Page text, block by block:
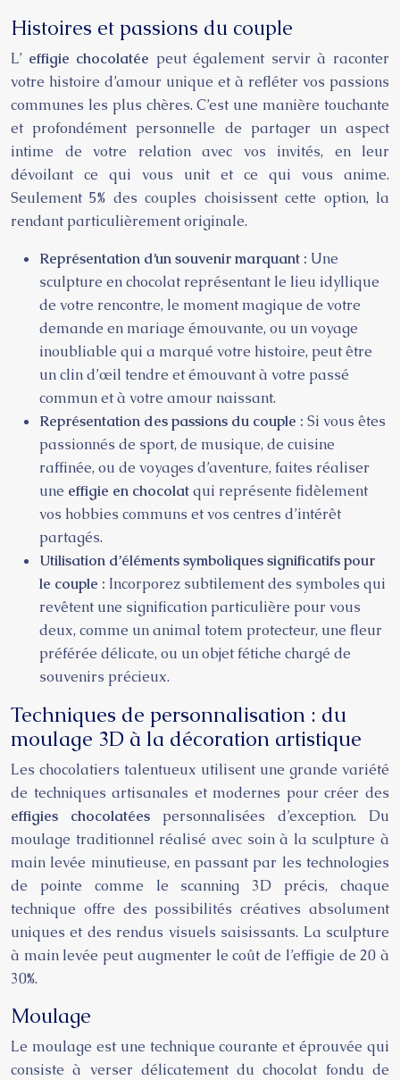
Histoires et passions du couple
L’ effigie chocolatée peut également servir à raconter
votre histoire d’amour unique et à refléter vos passions
communes les plus chères. C’est une manière touchante
et profondément personnelle de partager un aspect
intime de votre relation avec vos invités, en leur
dévoilant ce qui vous unit et ce qui vous anime.
Seulement 5% des couples choisissent cette option, la
rendant particulièrement originale.
Représentation d’un souvenir marquant : Une
sculpture en chocolat représentant le lieu idyllique
de votre rencontre, le moment magique de votre
demande en mariage émouvante, ou un voyage
inoubliable qui a marqué votre histoire, peut être
un clin d’œil tendre et émouvant à votre passé
commun et à votre amour naissant.
Représentation des passions du couple : Si vous êtes
passionnés de sport, de musique, de cuisine
raffinée, ou de voyages d’aventure, faites réaliser
une effigie en chocolatqui représente fidèlement
vos hobbies communs et vos centres d’intérêt
partagés.
Utilisation d’éléments symboliques significatifs pour
le couple : Incorporez subtilement des symboles qui
revêtent une signification particulière pour vous
deux, comme un animal totem protecteur, une fleur
préférée délicate, ou un objet fétiche chargé de
souvenirs précieux.
Techniques de personnalisation : du
moulage 3D à la décoration artistique
Les chocolatiers talentueux utilisent une grande variété
de techniques artisanales et modernes pour créer des
effigies chocolatées personnalisées d’exception. Du
moulage traditionnel réalisé avec soin à la sculpture à
main levée minutieuse, en passant par les technologies
de pointe comme le scanning 3D précis, chaque
technique offre des possibilités créatives absolument
uniques et des rendus visuels saisissants. La sculpture
à main levée peut augmenter le coût de l’effigie de 20 à
30%.
Moulage
Le moulage est une technique courante et éprouvée qui
consiste à verser délicatement du chocolat fondu de